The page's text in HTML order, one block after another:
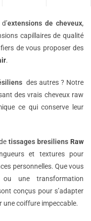
extensions decheveux,
capillaires de qualité
de vous proposer des
.
des autres ? Notre
des vrais cheveux raw
ce qui conserve leur
tissages bresiliens Raw
et textures pour
personnelles. Que vous
ou une transformation
conçus pour s’adapter
une coiffure impeccable.